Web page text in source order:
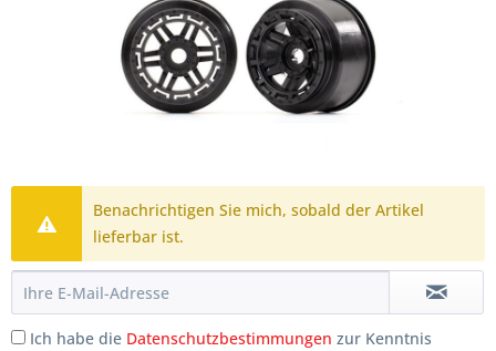
Benachrichtigen Sie mich, sobald der Artikel
lieferbar ist.
Ich habe die Datenschutzbestimmungen zur Kenntnis